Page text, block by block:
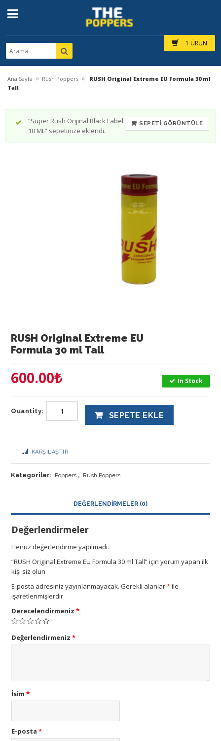
1 ÜRÜN
Ana Sayfa » Rush Poppers »
RUSH Original Extreme EU Formula 30 ml
Tall
SEPETI GÖRÜNTÜLE
“Super Rush Orijinal Black Label
10 ML” sepetinize eklendi.
RUSH Original Extreme EU
Formula 30 ml Tall
600.00₺ In Stock
Quantity: SEPETE EKLE
KARŞILAŞTIR
Kategoriler: Poppers , Rush Poppers
DEĞERLENDIRMELER (0)
Değerlendirmeler
Henüz değerlendirme yapılmadı.
“RUSH Original Extreme EU Formula 30 ml Tall” için yorum yapan ilk
kişi siz olun
E-posta adresiniz yayınlanmayacak. Gerekli alanlar*ile
işaretlenmişlerdir
Derecelendirmeniz *
Değerlendirmeniz *
İsim *
E-posta *